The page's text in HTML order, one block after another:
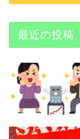
最近の投稿